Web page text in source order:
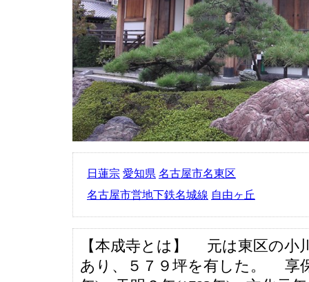
日蓮宗 愛知県 名古屋市名東区
名古屋市営地下鉄名城線 自由ヶ丘
【本成寺とは】 元は東区の小
あり、５７９坪を有した。 享